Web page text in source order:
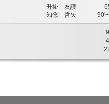
升掛 友護
知念 哲矢
9
4